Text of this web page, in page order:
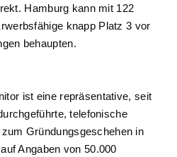
Hamburg kann mit 122
knapp Platz 3 vor
behaupten.
ist eine repräsentative, seit
telefonische
Gründungsgeschehen in
Angaben von 50.000